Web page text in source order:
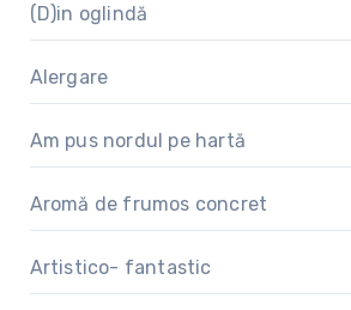
(D)in oglindă
Alergare
Am pus nordul pe hartă
Aromă de frumos concret
Artistico- fantastic